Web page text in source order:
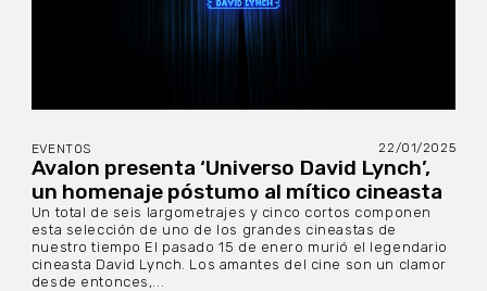
EVENTOS 22/01/2025
Avalon presenta ‘Universo David Lynch’,
un homenaje póstumo al mítico cineasta
Un total de seis largometrajes y cinco cortos componen
esta selección de uno de los grandes cineastas de
nuestro tiempo El pasado 15 de enero murió el legendario
cineasta David Lynch. Los amantes del cine son un clamor
desde entonces,...